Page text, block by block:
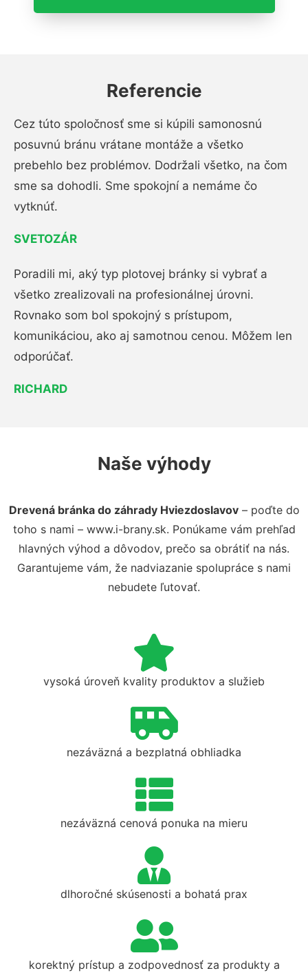
Referencie
Cez túto spoločnosť sme si kúpili samonosnú
posuvnú bránu vrátane montáže a všetko
prebehlo bez problémov. Dodržali všetko, na čom
sme sa dohodli. Sme spokojní a nemáme čo
vytknúť.
SVETOZÁR
Poradili mi, aký typ plotovej bránky si vybrať a
všetko zrealizovali na profesionálnej úrovni.
Rovnako som bol spokojný s prístupom,
komunikáciou, ako aj samotnou cenou. Môžem len
odporúčať.
RICHARD
Naše výhody
Drevená bránka do záhrady Hviezdoslavov– poďte do
toho s nami – www.i-brany.sk. Ponúkame vám prehľad
hlavných výhod a dôvodov, prečo sa obrátiť na nás.
Garantujeme vám, že nadviazanie spolupráce s nami
nebudete ľutovať.
vysoká úroveň kvality produktov a služieb
nezáväzná a bezplatná obhliadka
nezáväzná cenová ponuka na mieru
dlhoročné skúsenosti a bohatá prax
korektný prístup a zodpovednosť za produkty a